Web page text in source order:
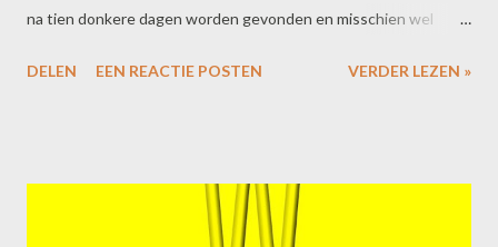
na tien donkere dagen worden gevonden en misschien wel
internationale reddingsoperatie op touw wordt gezet, met meer
Begeleid door twee duikers, meerdere zuurstoftanks en
kalmerende middelen om niet te paniekeren in de beklemmende
DELEN EEN REACTIE POSTEN VERDER LEZEN »